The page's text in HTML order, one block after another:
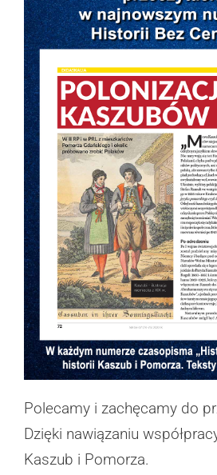
Polecamy i zachęcamy do
Dzięki nawiązaniu
Kaszub i Pomorza.